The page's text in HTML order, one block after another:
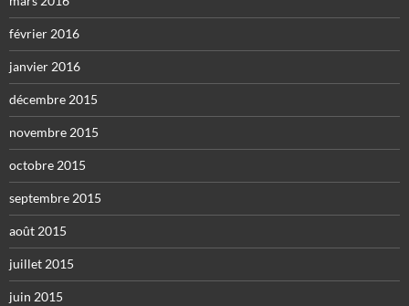
février 2016
janvier 2016
décembre 2015
novembre 2015
octobre 2015
septembre 2015
août 2015
juillet 2015
juin 2015